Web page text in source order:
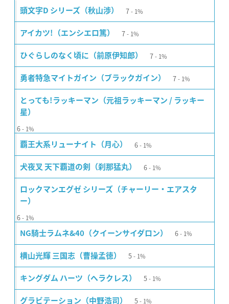
頭文字D シリーズ（秋山渉） 7 1%
アイカツ!（エンシエロ篤） 7 1%
ひぐらしのなく頃に（前原伊知郎） 7 1%
勇者特急マイトガイン（ブラックガイン） 7 1%
とっても!ラッキーマン（元祖ラッキーマン / ラッキー
星）
6 1%
覇王大系リューナイト（月心） 6 1%
犬夜叉 天下覇道の剣（刹那猛丸） 6 1%
ロックマンエグゼ シリーズ（チャーリー・エアスタ
ー）
6 1%
NG騎士ラムネ&40（クイーンサイダロン） 6 1%
横山光輝 三国志（曹操孟徳） 5 1%
キングダム ハーツ（ヘラクレス） 5 1%
グラビテーション（中野浩司） 5 1%